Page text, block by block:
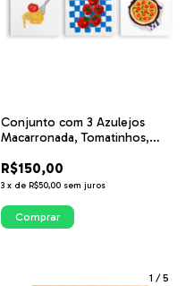
Conjunto com 3 Azulejos
Macarronada, Tomatinhos,
Ilustrada
R$150,00
3 x de R$50,00 sem juros
Comprar
1 /5